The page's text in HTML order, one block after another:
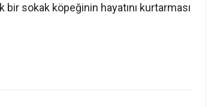
gören Mustafa Demir, köpeği
ilçe veterinerini bularak köpeğe ilk
onlarca kişinin hayatını kurtaran ama
dönük olan Mustafa Demir (uzun